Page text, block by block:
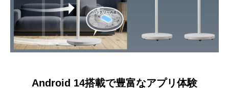
Android 14搭載で豊富なアプリ体験